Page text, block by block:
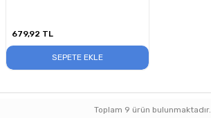
679,92 TL
SEPETE EKLE
Toplam 9 ürün bulunmaktadır.